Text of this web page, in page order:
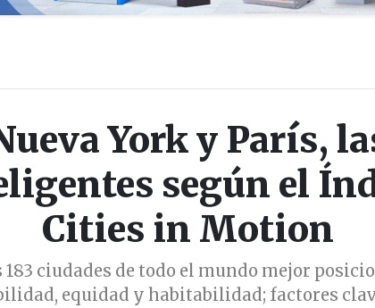
York y París,
según el
Cities in Motion
ciudades de todo el mundo mejor
equidad y habitabilidad; factores